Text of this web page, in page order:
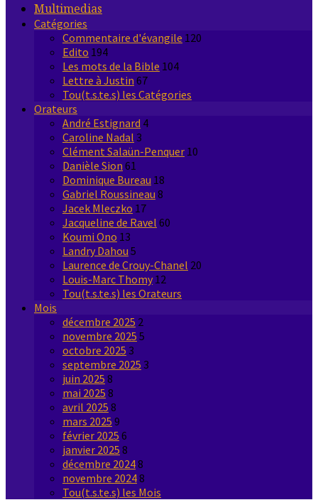
Multimedias
Catégories
Commentaire d'évangile 120
Edito 194
Les mots de la Bible 104
Lettre à Justin 67
Tou(t.s.te.s) les Catégories
Orateurs
André Estignard 4
Caroline Nadal 3
Clément Salaün-Penquer 10
Danièle Sion 61
Dominique Bureau 18
Gabriel Roussineau 8
Jacek Mleczko 17
Jacqueline de Ravel 60
Koumi Ono 13
Landry Dahou 5
Laurence de Crouy-Chanel 20
Louis-Marc Thomy 12
Tou(t.s.te.s) les Orateurs
Mois
décembre 2025 2
novembre 2025 5
octobre 2025 3
septembre 2025 3
juin 2025 8
mai 2025 8
avril 2025 8
mars 2025 9
février 2025 6
janvier 2025 8
décembre 20248
novembre 20248
Tou(t.s.te.s) les Mois